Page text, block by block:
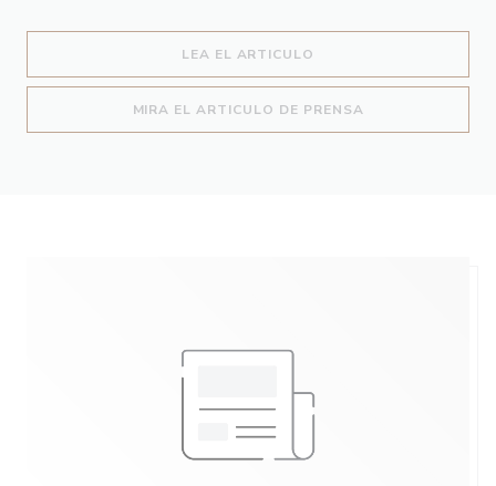
LEA EL ARTICULO
MIRA EL ARTICULO DE PRENSA((ABRE EN UNA